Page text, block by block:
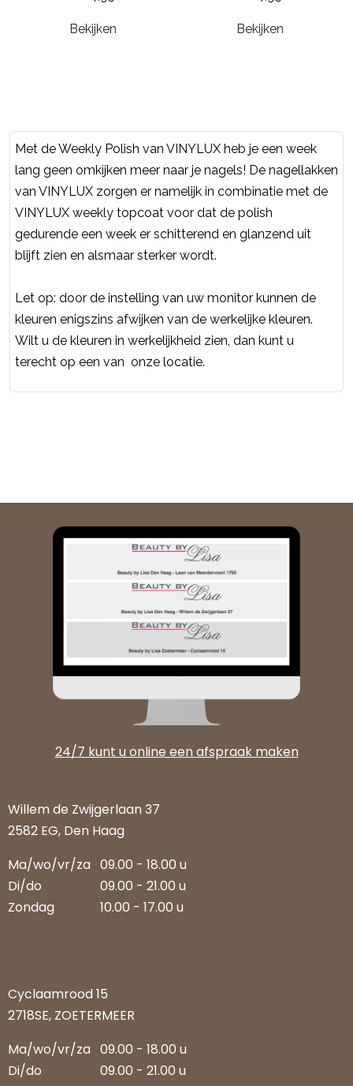
Bekijken Bekijken
Met de Weekly Polish van VINYLUX heb je een week
lang geen omkijken meer naar je nagels! De nagellakken
van VINYLUX zorgen er namelijk in combinatie met de
VINYLUX weekly topcoat voor dat de polish
gedurende een week er schitterend en glanzend uit
blijft zien en alsmaar sterker wordt.
Let op: door de instelling van uw monitor kunnen de
kleuren enigszins afwijken van de werkelijke kleuren.
Wilt u de kleuren in werkelijkheid zien, dan kunt u
terecht op een van onze locatie.
24/7 kunt u online een afspraak maken
Willem de Zwijgerlaan 37
2582 EG, Den Haag
Ma/wo/vr/za 09.00 - 18.00 u
Di/do
09.00 - 21.00 u
Zondag
10.00 - 17.00 u
Cyclaamrood 15
2718SE, ZOETERMEER
Ma/wo/vr/za 09.00 - 18.00 u
Di/do
09.00 - 21.00 u